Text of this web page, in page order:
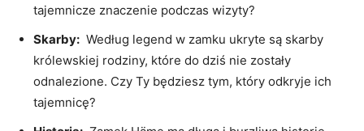
tajemnicze znaczenie podczas wizyty?
Skarby: ‍ Według legend w zamku‍ ukryte są skarby⁤
królewskiej rodziny, które do dziś nie zostały
odnalezione. ‌Czy Ty będziesz tym, który odkryje ⁤ich
tajemnicę?